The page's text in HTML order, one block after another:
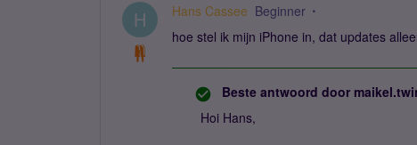
H Hans Cassee Beginner
hoe stel ik mijn iPhone in, dat updates
Beste antwoord door
Hoi Hans,